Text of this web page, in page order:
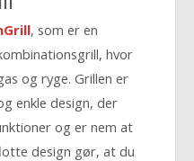
, som er en
hvor
og ryge. Grillen er
enkle design, der
og er nem at
design gør, at du